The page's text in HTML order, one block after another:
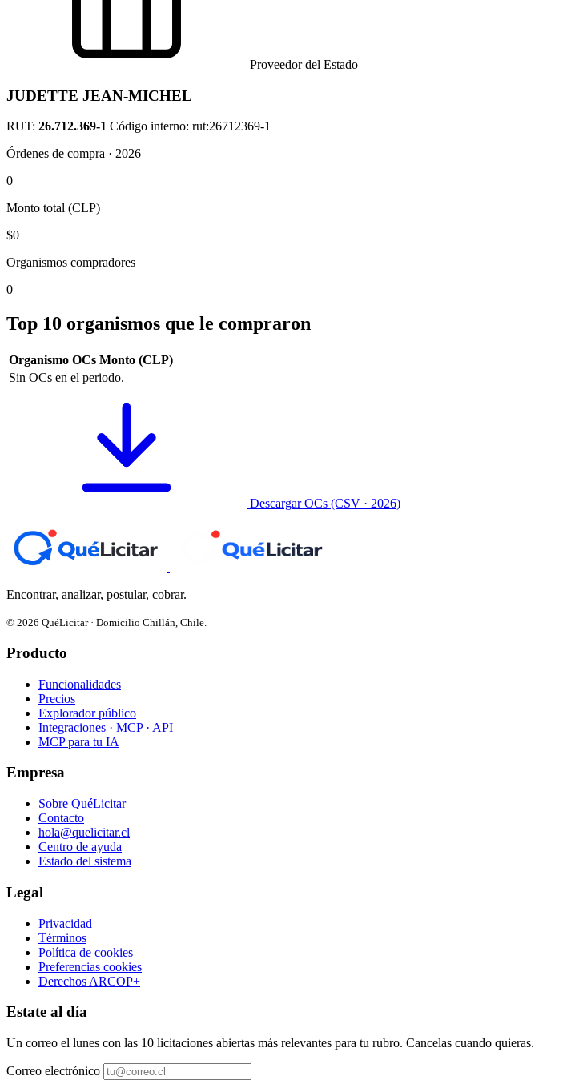
Proveedor del Estado
JUDETTE JEAN-MICHEL
RUT: 26.712.369-1 Código interno: rut:26712369-1
Órdenes de compra · 2026
0
Monto total (CLP)
$0
Organismos compradores
0
Top 10 organismos que le compraron
Organismo OCs Monto (CLP)
Sin OCs en el periodo.
Descargar OCs (CSV · 2026)
Encontrar, analizar, postular, cobrar.
© 2026 QuéLicitar · Domicilio Chillán, Chile.
Producto
Funcionalidades
Precios
Explorador público
Integraciones · MCP · API
MCP para tu IA
Empresa
Sobre QuéLicitar
Contacto
hola@quelicitar.cl
Centro de ayuda
Estado del sistema
Legal
Privacidad
Términos
Política de cookies
Preferencias cookies
Derechos ARCOP+
Estate al día
Un correo el lunes con las 10 licitaciones abiertas más relevantes para tu rubro. Cancelas cuando quieras.
Correo electrónico